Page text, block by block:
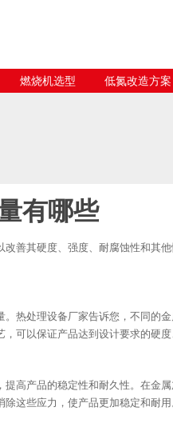
燃烧机选型 低氮改造方案
有哪些
善其硬度、强度、耐腐蚀性和其
热处理设备厂家告诉您，不同的
可以保证产品达到设计要求的硬度
高产品的稳定性和耐久性。在金
这些应力，使产品更加稳定和耐用